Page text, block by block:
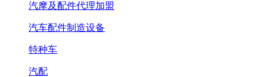
汽摩及配件代理加盟
汽车配件制造设备
特种车
汽配